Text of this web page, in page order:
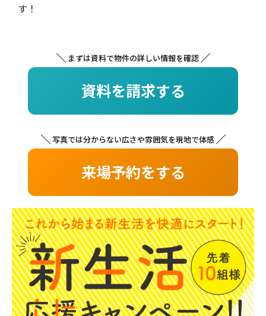
す！
まずは資料で物件の詳しい情報を確認
資料を請求する
写真では分からない広さや雰囲気を現地で体感
来場予約をする